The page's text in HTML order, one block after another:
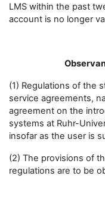
LMS within the past
account is no longer
(1) Regulations of the
service agreements,
agreement on the
systems at Ruhr-
insofar as the user is
(2) The provisions of
regulations are to be